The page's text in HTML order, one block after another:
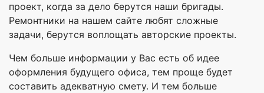
проект, когда за дело берутся наши бригады.
Ремонтники на нашем сайте любят сложные
задачи, берутся воплощать авторские проекты.
Чем больше информации у Вас есть об идее
оформления будущего офиса, тем проще будет
составить адекватную смету. И тем больше